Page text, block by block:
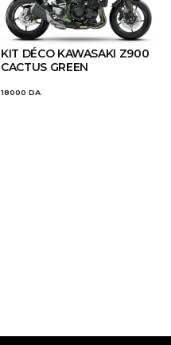
KIT DÉCO KAWASAKI Z900
CACTUS GREEN
18000 DA